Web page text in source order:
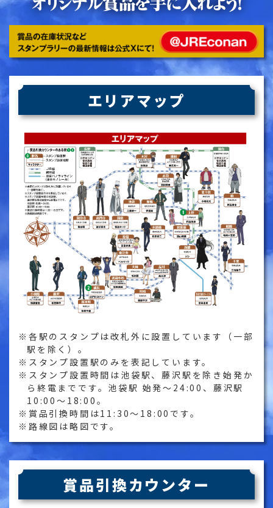
エリアマップ
各駅のスタンプは改札外に設置しています（一部
駅を除く）。
スタンプ設置駅のみを表記しています。
スタンプ設置時間は池袋駅、藤沢駅を除き始発か
ら終電までです。池袋駅 始発～24:00、藤沢駅
10:00～18:00。
賞品引換時間は11:30～18:00です。
路線図は略図です。
賞品引換カウンター